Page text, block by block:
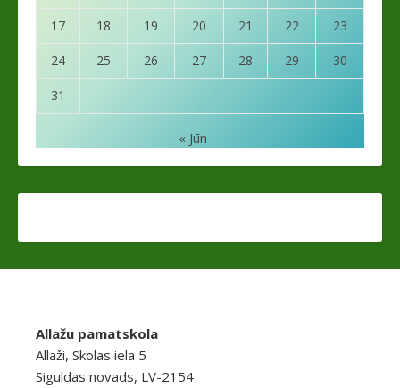
17 18 19 20 21 22 23
24 25 26 27 28 29 30
31
« Jūn
Allažu pamatskola
Allaži, Skolas iela 5
Siguldas novads, LV-2154